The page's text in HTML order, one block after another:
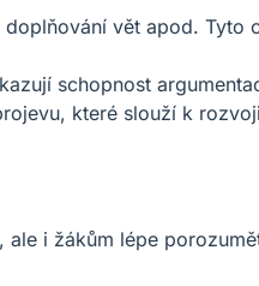
vět apod. Tyto
schopnost
které slouží k
i žákům lépe